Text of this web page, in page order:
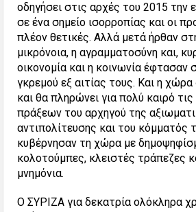
οδηγήσει στις αρχές του 2015 την
σε ένα σημείο ισορροπίας και οι
πλέον θετικές. Αλλά μετά ήρθαν
μικρόνοια, η αγραμματοσύνη και,
οικονομία και η κοινωνία έφτασαν
γκρεμού εξ αιτίας τους. Και η
και θα πληρώνει για πολύ καιρό
πράξεων του αρχηγού της
αντιπολίτευσης και του κόμματός
κυβέρνησαν τη χώρα με
κολοτούμπες, κλειστές τράπεζες
μνημόνια.
Ο ΣΥΡΙΖΑ για δεκατρία ολόκληρα